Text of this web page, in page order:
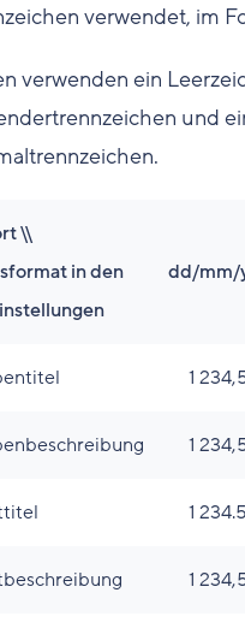
verwendet, im
verwenden ein
und
\\
in den
dd/mm/
1
1
1
1